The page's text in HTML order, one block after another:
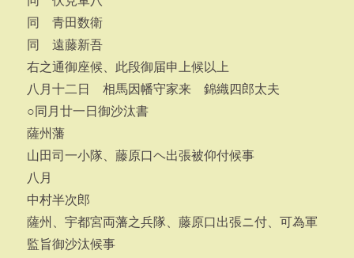
同 青田数衛
同 遠藤新吾
右之通御座候、此段御届申上候以上
八月十二日 相馬因幡守家来 錦織四郎太夫
○同月廿一日御沙汰書
薩州藩
山田司一小隊、藤原口ヘ出張被仰付候事
八月
中村半次郎
薩州、宇都宮両藩之兵隊、藤原口出張ニ付、可為軍
監旨御沙汰候事